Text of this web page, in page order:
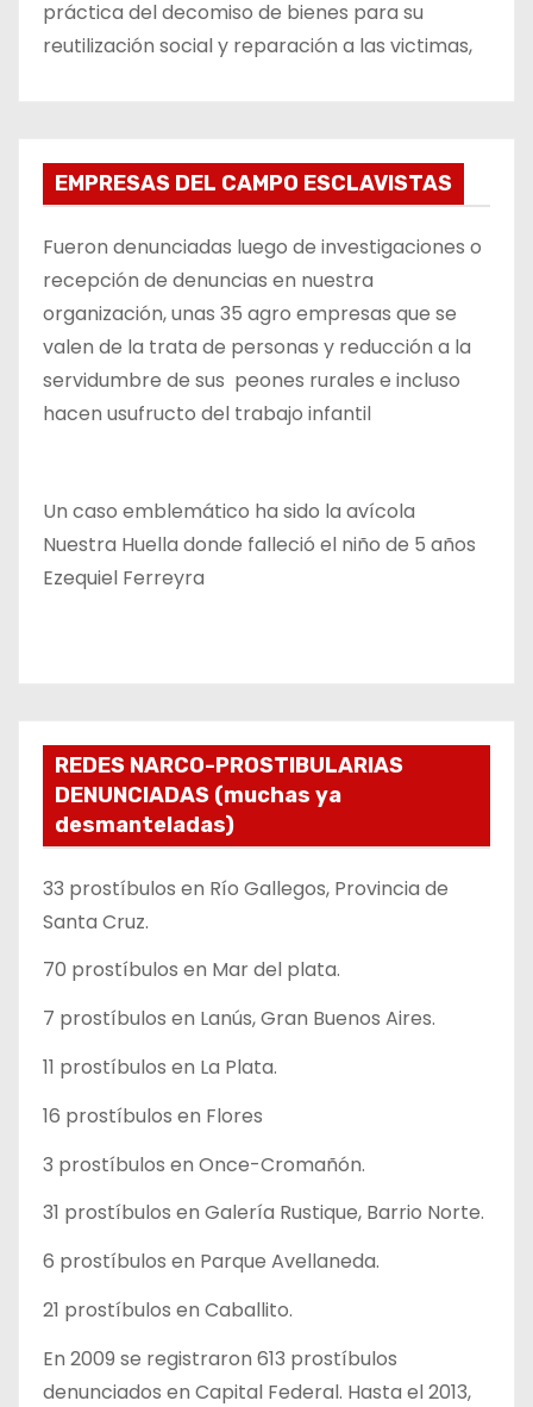
práctica del decomiso de bienes para su
reutilización social y reparación a las victimas,
EMPRESAS DEL CAMPO ESCLAVISTAS
Fueron denunciadas luego de investigaciones o
recepción de denuncias en nuestra
organización, unas 35 agro empresas que se
valen de la trata de personas y reducción a la
servidumbre de sus peones rurales e incluso
hacen usufructo del trabajo infantil
Un caso emblemático ha sido la avícola
Nuestra Huella donde falleció el niño de 5 años
Ezequiel Ferreyra
REDES NARCO-PROSTIBULARIAS
DENUNCIADAS (muchas ya
desmanteladas)
33 prostíbulos en Río Gallegos, Provincia de
Santa Cruz.
70 prostíbulos en Mar del plata.
7 prostíbulos en Lanús, Gran Buenos Aires.
11 prostíbulos en La Plata.
16 prostíbulos en Flores
3 prostíbulos en Once-Cromañón.
31 prostíbulos en Galería Rustique, Barrio Norte.
6 prostíbulos en Parque Avellaneda.
21 prostíbulos en Caballito.
En 2009 se registraron 613 prostíbulos
denunciados en Capital Federal. Hasta el 2013,